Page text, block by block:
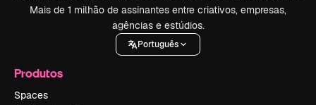
Mais de 1 milhão de assinantes entre criativos, empresas,
agências e estúdios.
Português
Produtos
Spaces